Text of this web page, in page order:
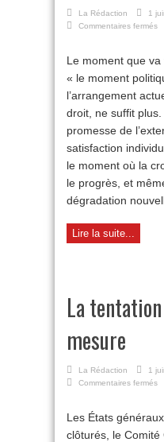
La Rédaction
1
Commentaires fermés
:
?
Le moment que va
« le moment
l’arrangement
droit, ne suffit plus.
promesse de
satisfaction
le moment où la
le progrès, et
dégradation
Lire la suite...
La
mesure
La Rédaction
1
Commentaires fermés
du
Les États
clôturés, le Comité